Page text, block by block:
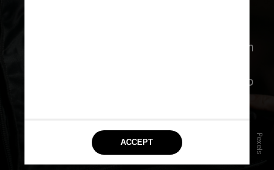
Pexels
atuará em conjunto com
), realizando